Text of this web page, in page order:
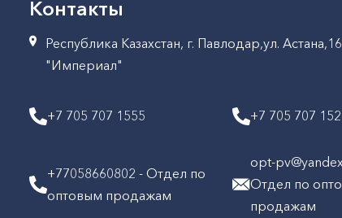
Контакты
Республика Казахстан, г. Павлодар,ул.
"Империал"
+7 705 707 1555 +7 705 707
+77058660802 - Отдел по
оптовым продажам
opt-
Отдел по
продажам